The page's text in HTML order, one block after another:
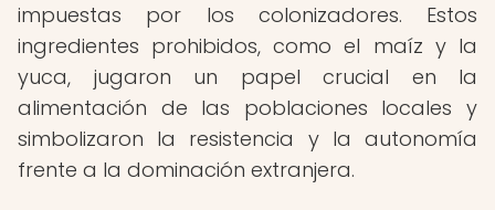
impuestas por los colonizadores. Estos
ingredientes prohibidos, como el maíz y la
yuca, jugaron un papel crucial en la
alimentación de las poblaciones locales y
simbolizaron la resistencia y la autonomía
frente a la dominación extranjera.